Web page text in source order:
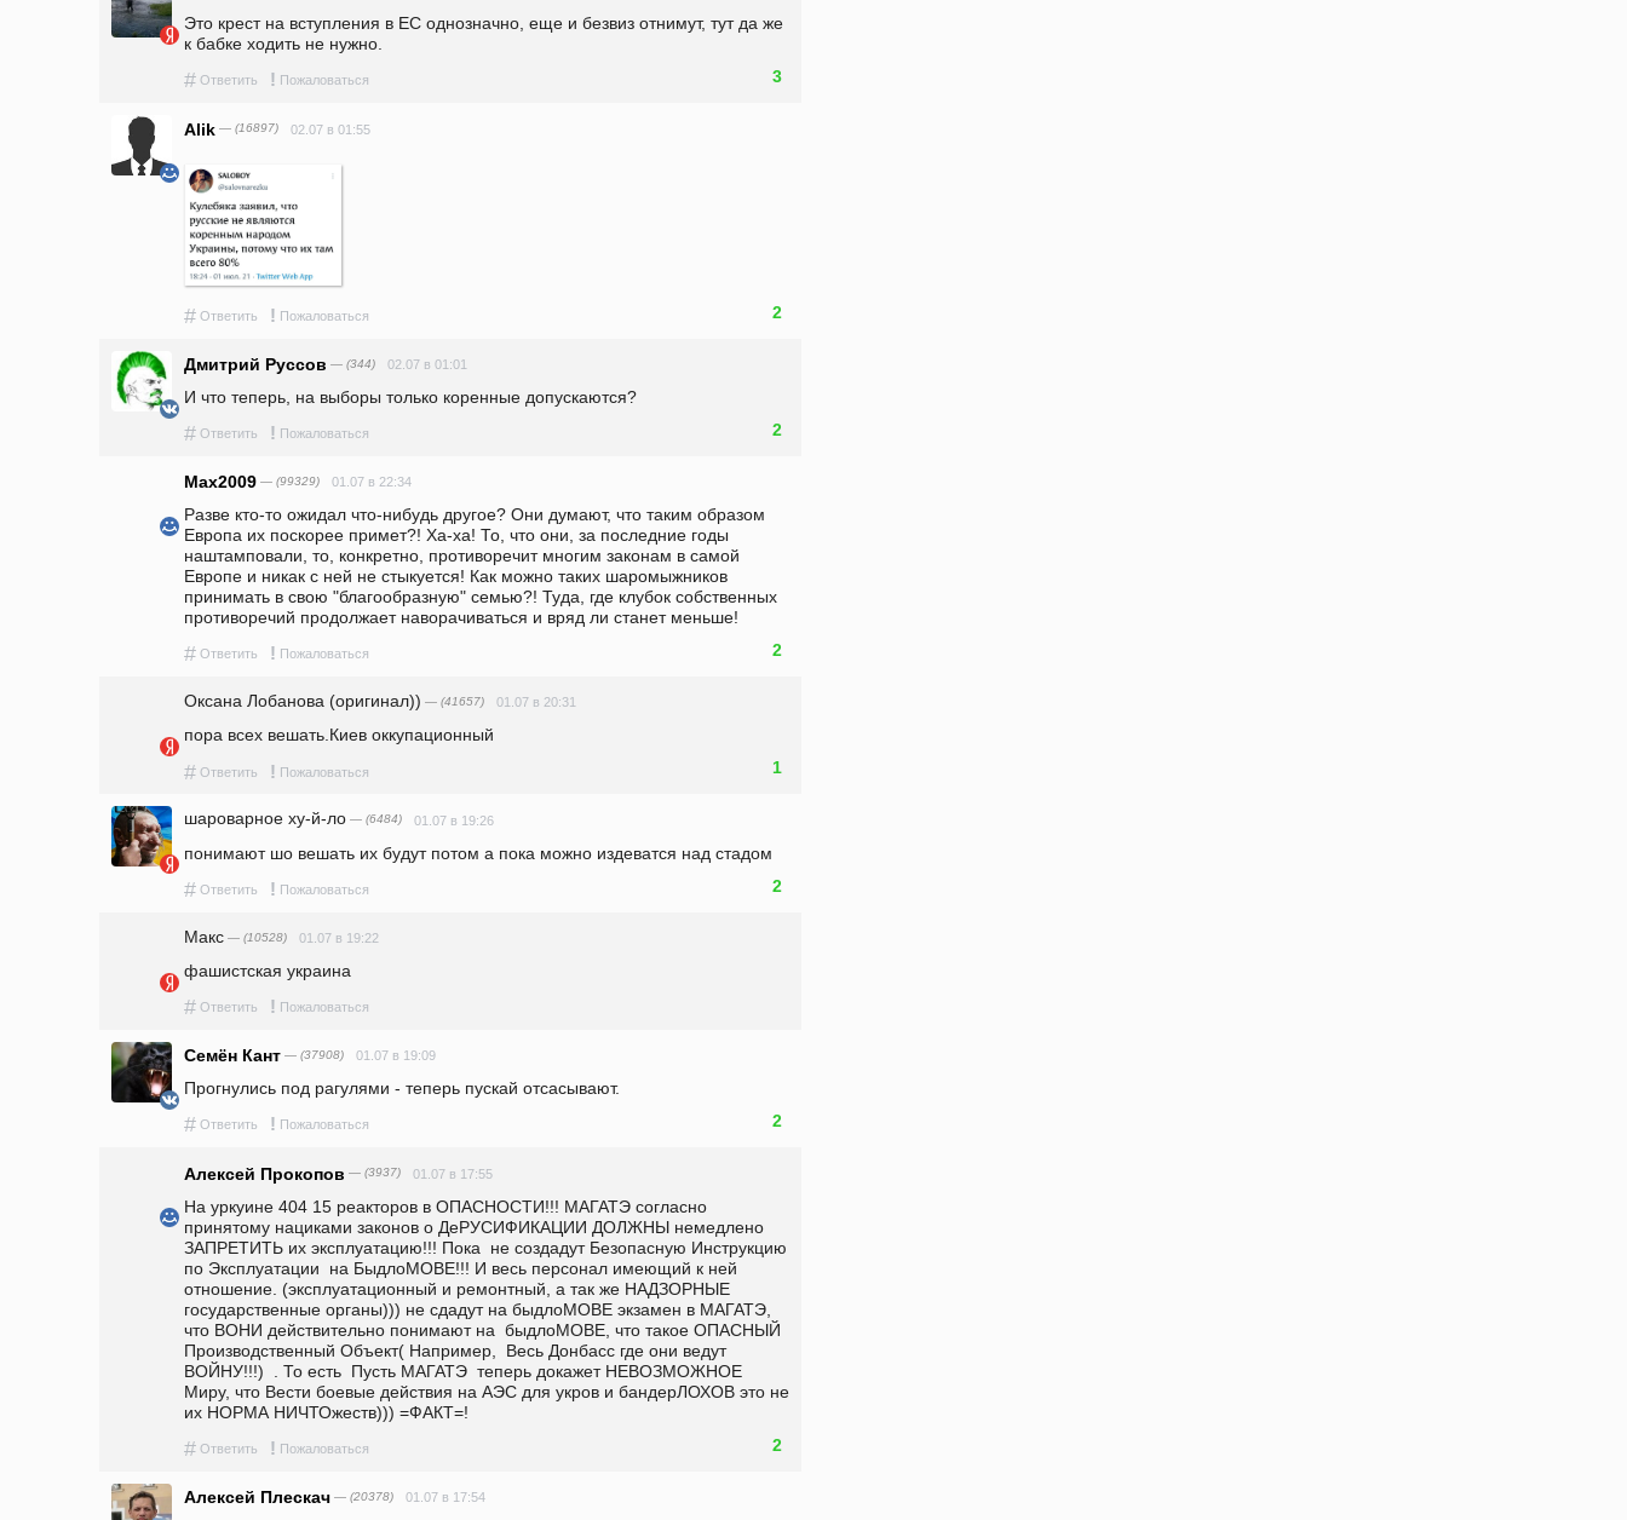
Это крест на вступления в ЕС однозначно, еще и безвиз отнимут, тут да же
к бабке ходить не нужно.
# Ответить ! Пожаловаться 3
Alik — (16897) 02.07 в 01:55
# Ответить ! Пожаловаться 2
Дмитрий Руссов — (344) 02.07 в 01:01
И что теперь, на выборы только коренные допускаются?
# Ответить ! Пожаловаться 2
Max2009 — (99329) 01.07 в 22:34
Разве кто-то ожидал что-нибудь другое? Они думают, что таким образом
Европа их поскорее примет?! Ха-ха! То, что они, за последние годы
наштамповали, то, конкретно, противоречит многим законам в самой
Европе и никак с ней не стыкуется! Как можно таких шаромыжников
принимать в свою "благообразную" семью?! Туда, где клубок собственных
противоречий продолжает наворачиваться и вряд ли станет меньше!
# Ответить ! Пожаловаться 2
Оксана Лобанова (оригинал)) — (41657) 01.07 в 20:31
пора всех вешать.Киев оккупационный
# Ответить ! Пожаловаться 1
шароварное ху-й-ло — (6484) 01.07 в 19:26
понимают шо вешать их будут потом а пока можно издеватся над стадом
# Ответить ! Пожаловаться 2
Макс — (10528) 01.07 в 19:22
фашистская украина
# Ответить ! Пожаловаться
Семён Кант — (37908) 01.07 в 19:09
Прогнулись под рагулями - теперь пускай отсасывают.
# Ответить ! Пожаловаться 2
Алексей Прокопов — (3937) 01.07 в 17:55
На уркуине 404 15 реакторов в ОПАСНОСТИ!!! МАГАТЭ согласно
принятому нациками законов о ДеРУСИФИКАЦИИ ДОЛЖНЫ немедлено
ЗАПРЕТИТЬ их эксплуатацию!!! Пока  не создадут Безопасную Инструкцию
по Эксплуатации  на БыдлоМОВЕ!!! И весь персонал имеющий к ней
отношение. (эксплуатационный и ремонтный, а так же НАДЗОРНЫЕ
государственные органы))) не сдадут на быдлоМОВЕ экзамен в МАГАТЭ,
что ВОНИ действительно понимают на  быдлоМОВЕ, что такое ОПАСНЫЙ
Производственный Объект( Например,  Весь Донбасс где они ведут
ВОЙНУ!!!)  . То есть  Пусть МАГАТЭ  теперь докажет НЕВОЗМОЖНОЕ
Миру, что Вести боевые действия на АЭС для укров и бандерЛОХОВ это не
их НОРМА НИЧТОжеств))) =ФАКТ=!
# Ответить ! Пожаловаться 2
Алексей Плескач — (20378) 01.07 в 17:54